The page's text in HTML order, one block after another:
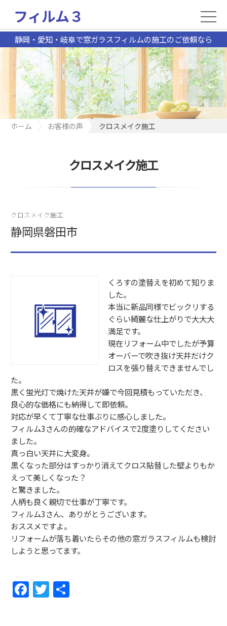
静岡・愛知・岐阜で窓ガラスフィルムの施工のご依頼なら
フィルム３
ホーム お客様の声 クロスメイク施工
クロスメイク施工
クロスメイク施工
静岡県磐田市
くろすの塗替えを初めて知りま
した。
本当に新品同様でビックリする
ぐらい綺麗な仕上がりで大大大
満足です。
現在リフォーム中でしたが予算
オーバーで吹き抜け天井だけク
ロスを張り替えできませんでし
た。
黒く蛍光灯で焼けた天井が嫌で今回見積もっていただき、
良心的な価格にも納得して即依頼。
対応が早くて丁寧な仕事ぶりに感心しました。
フィルム3さんの的確なアドバイスで2度塗りしてください
ました。
真っ白い天井に大変身。
黒くなった部分はすっかり消えてクロス貼替した壁よりもか
えって美しくなった？
と驚きました。
人柄も良く親切で仕事が丁寧です。
フィルム3さん、ありがとうございます。
おススメですよ。
リフォームが落ち着いたらその他の窓ガラスフィルムも検討
しようと思ってます。
F T